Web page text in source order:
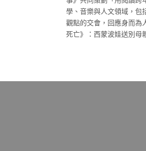
學、音樂與人文領域，包
觀點的交會，回應身而為
死亡》：西蒙波娃送別母